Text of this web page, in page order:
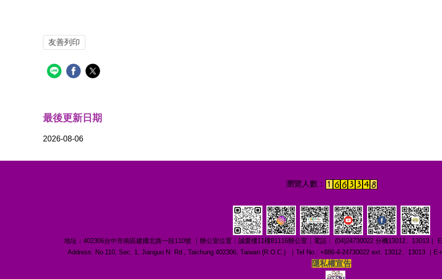
友善列印
最後更新日期
2026-08-06
地址：402306台中市南區建國北路一段110號 ｜辦公室位置：誠愛樓11樓81116辦公室｜電話： (04)24730022 分機13012、13013
Address: No.110, Sec. 1, Jianguo N. Rd., Taichung 402306, Taiwan (R.O.C.) ｜Tel No.: +886-4-24730022 ext. 13012、13013 ｜
隱私權宣告